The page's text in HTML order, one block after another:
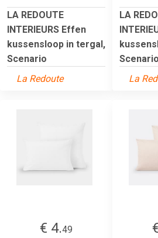
LA REDOUTE
INTERIEURS Effen
kussensloop in tergal,
Scenario
La Redoute
LA
Scenario
La
€ 4.49